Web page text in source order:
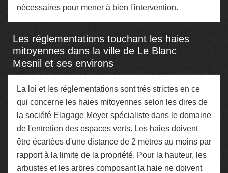
nécessaires pour mener à bien l'intervention.
Les réglementations touchant les haies
mitoyennes dans la ville de Le Blanc
Mesnil et ses environs
La loi et les réglementations sont très strictes en ce
qui concerne les haies mitoyennes selon les dires de
la société Elagage Meyer spécialiste dans le domaine
de l'entretien des espaces verts. Les haies doivent
être écartées d'une distance de 2 mètres au moins par
rapport à la limite de la propriété. Pour la hauteur, les
arbustes et les arbres composant la haie ne doivent